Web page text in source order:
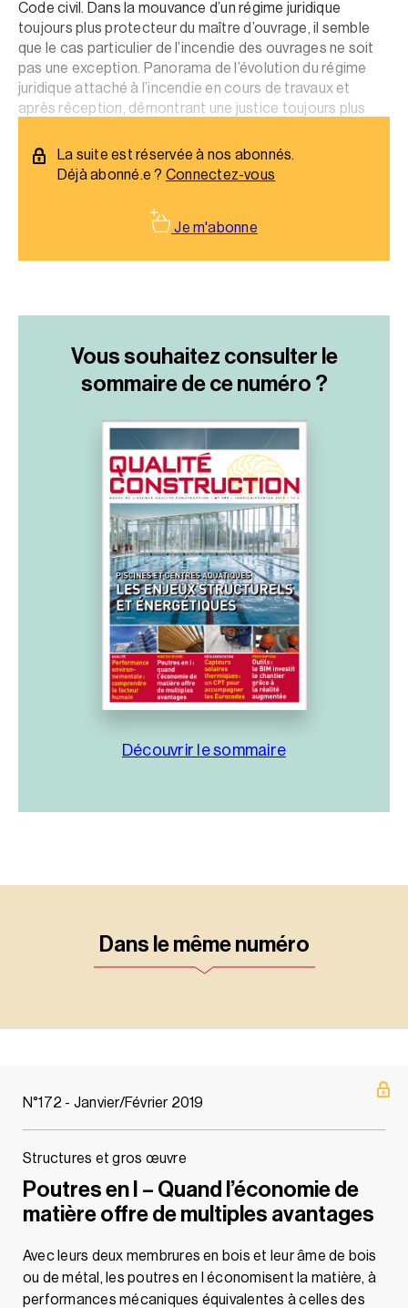
Code civil. Dans la mouvance d’un régime juridique
toujours plus protecteur du maître d’ouvrage, il semble
que le cas particulier de l’incendie des ouvrages ne soit
pas une exception. Panorama de l’évolution du régime
juridique attaché à l’incendie en cours de travaux et
après réception, démontrant une justice toujours plus
La suite est réservée à nos abonnés.
Déjà abonné.e ? Connectez-vous
Je m'abonne
Vous souhaitez consulter le
sommairede ce numéro ?
Découvrir le sommaire
Dans le même numéro
N°172 - Janvier/Février 2019
Structures et gros œuvre
Poutres en I – Quand l’économie de
matière offre de multiples avantages
Avec leurs deux membrures en bois et leur âme de bois
ou de métal, les poutres en I économisent la matière, à
performances mécaniques équivalentes à celles des